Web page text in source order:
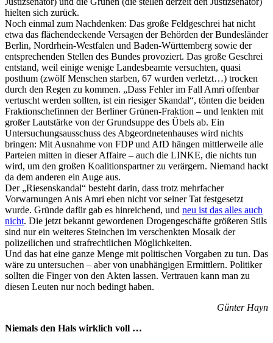
hielten sich zurück.
Noch einmal zum Nachdenken: Das große Feldgeschrei hat nicht
etwa das flächendeckende Versagen der Behörden der Bundesländer
Berlin, Nordrhein-Westfalen und Baden-Württemberg sowie der
entsprechenden Stellen des Bundes provoziert. Das große Geschrei
entstand, weil einige wenige Landesbeamte versuchten, quasi
posthum (zwölf Menschen starben, 67 wurden verletzt…) trocken
durch den Regen zu kommen. „Dass Fehler im Fall Amri offenbar
vertuscht werden sollten, ist ein riesiger Skandal“, tönten die beiden
Fraktionschefinnen der Berliner Grünen-Fraktion – und lenkten mit
großer Lautstärke von der Grundsuppe des Übels ab. Ein
Untersuchungsausschuss des Abgeordnetenhauses wird nichts
bringen: Mit Ausnahme von FDP und AfD hängen mittlerweile alle
Parteien mitten in dieser Affaire – auch die LINKE, die nichts tun
wird, um den großen Koalitionspartner zu verärgern. Niemand hackt
da dem anderen ein Auge aus.
Der „Riesenskandal“ besteht darin, dass trotz mehrfacher
Vorwarnungen Anis Amri eben nicht vor seiner Tat festgesetzt
wurde. Gründe dafür gab es hinreichend, und neu ist das alles auch
nicht. Die jetzt bekannt gewordenen Drogengeschäfte größeren Stils
sind nur ein weiteres Steinchen im verschenkten Mosaik der
polizeilichen und strafrechtlichen Möglichkeiten.
Und das hat eine ganze Menge mit politischen Vorgaben zu tun. Das
wäre zu untersuchen – aber von unabhängigen Ermittlern. Politiker
sollten die Finger von den Akten lassen. Vertrauen kann man zu
diesen Leuten nur noch bedingt haben.
Günter Hayn
Niemals den Hals wirklich voll …